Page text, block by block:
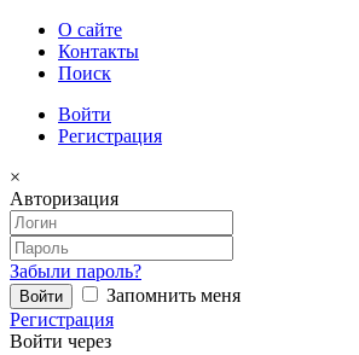
О сайте
Контакты
Поиск
Войти
Регистрация
×
Авторизация
Забыли пароль?
Запомнить меня
Регистрация
Войти через